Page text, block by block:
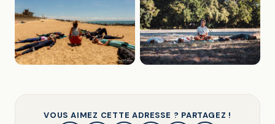
VOUS AIMEZ CETTE ADRESSE ? PARTAGEZ !